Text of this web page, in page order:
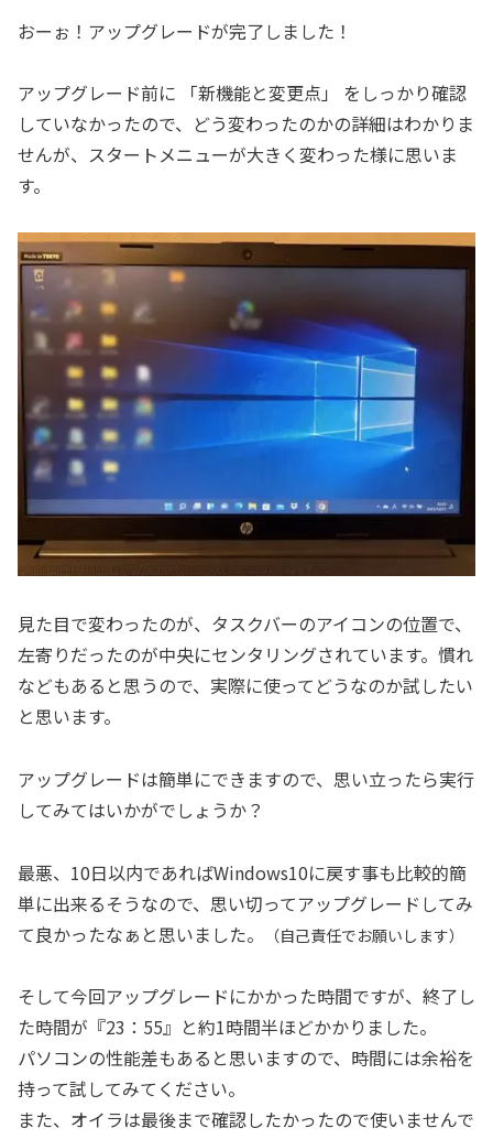
おーぉ！アップグレードが完了しました！
アップグレード前に 「新機能と変更点」 をしっかり確認
していなかったので、どう変わったのかの詳細はわかりま
せんが、スタートメニューが大きく変わった様に思いま
す。
見た目で変わったのが、タスクバーのアイコンの位置で、
左寄りだったのが中央にセンタリングされています。慣れ
などもあると思うので、実際に使ってどうなのか試したい
と思います。
アップグレードは簡単にできますので、思い立ったら実行
してみてはいかがでしょうか？
最悪、10日以内であればWindows10に戻す事も比較的簡
単に出来るそうなので、思い切ってアップグレードしてみ
て良かったなぁと思いました。
（自己責任でお願いします）
そして今回アップグレードにかかった時間ですが、終了し
た時間が『23：55』と約1時間半ほどかかりました。
パソコンの性能差もあると思いますので、時間には余裕を
持って試してみてください。
また、オイラは最後まで確認したかったので使いませんで